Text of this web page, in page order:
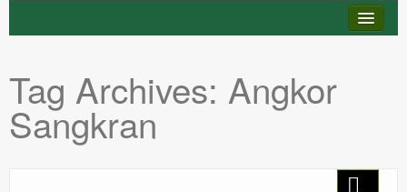
Buddhism
Cambodia
Tag Archives: Angkor
Sangkran